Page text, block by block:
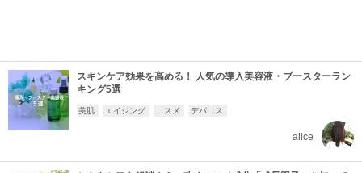
スキンケア効果を高める！ 人気の導入美容液・ブースターラン
キング5選
美肌 エイジング コスメ デパコス
alice